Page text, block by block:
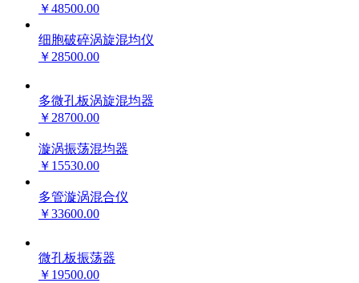
￥48500.00
细胞破碎涡旋混均仪
￥28500.00
多微孔板涡旋混均器
￥28700.00
漩涡振荡混均器
￥15530.00
多管漩涡混合仪
￥33600.00
微孔板振荡器
￥19500.00